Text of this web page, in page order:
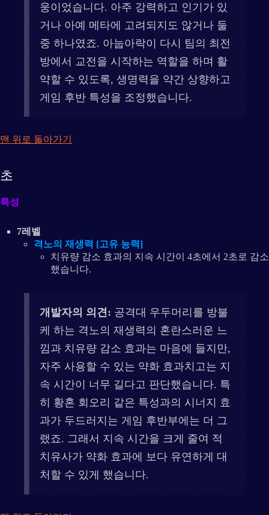
웅이었습니다. 아주 강력하고 인기가 있
거나 아예 메타에 고려되지도 않거나 둘
중 하나였죠. 아눕아락이 다시 팀의 최전
방에서 교전을 시작하는 역할을 하며 활
약할 수 있도록, 생명력을 약간 상향하고
게임 후반 특성을 조정했습니다.
맨 위로 돌아가기
초
특성
7레벨
격노의 재생력 [고유 능력]
치유량 감소 효과의 지속 시간이 4초에서 2초로 감소
했습니다.
개발자의 의견: 공격대 우두머리를 방불
케 하는 격노의 재생력의 혼란스러운 느
낌과 치유량 감소 효과는 마음에 들지만,
자주 사용할 수 있는 약화 효과치고는 지
속 시간이 너무 길다고 판단했습니다. 특
히 황혼 회오리 같은 특성과의 시너지 효
과가 두드러지는 게임 후반부에는 더 그
랬죠. 그래서 지속 시간을 크게 줄여 적
치유사가 약화 효과에 보다 유연하게 대
처할 수 있게 했습니다.